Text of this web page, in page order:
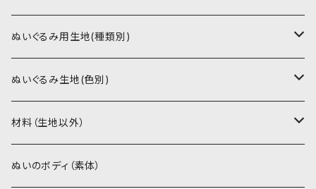
書籍（紙の本）
PDFデータ（ダウンロード）
ぬいぐるみ用生地(種類別)
ソフトボア（短毛）
ソフトボア（5mm）
ぬいトリコット
ぬいぐるみ生地(色別)
ソフトボア
スキンカラー系
ぬいトリコット
材料（生地以外）
アイロン接着シート
ぬいのボディ（素体）